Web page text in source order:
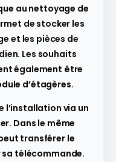
au nettoyage de
de stocker les
et les pièces de
Les souhaits
également être
d’étagères.
l’installation via un
Dans le même
transférer le
télécommande.